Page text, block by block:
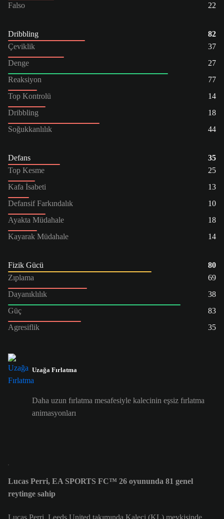
Falso
22
Dribbling
82
Çeviklik
37
Denge
27
Reaksiyon
77
Top Kontrolü
14
Dribbling
18
Soğukkanlılık
44
Defans
35
Top Kesme
25
Kafa İsabeti
13
Defansif Farkındalık
10
Ayakta Müdahale
18
Kayarak Müdahale
14
Fizik Gücü
80
Zıplama
69
Dayanıklılık
38
Güç
83
Agresiflik
35
Uzağa Fırlatma
Daha uzun fırlatma mesafesiyle kalecinin eşsiz fırlatma
animasyonları
Lucas Perri, EA SPORTS FC™ 26 oyununda 81 genel
reytinge sahip
Lucas Perri, Leeds United takımında Kaleci (KL) mevkisinde